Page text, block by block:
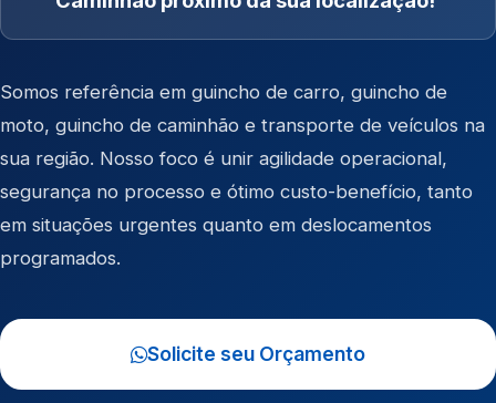
Somos referência em guincho de carro, guincho de
moto, guincho de caminhão e transporte de veículos na
sua região. Nosso foco é unir agilidade operacional,
segurança no processo e ótimo custo-benefício, tanto
em situações urgentes quanto em deslocamentos
programados.
Solicite seu Orçamento